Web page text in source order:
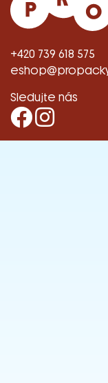
+420 739 618 575
Sledujte nás